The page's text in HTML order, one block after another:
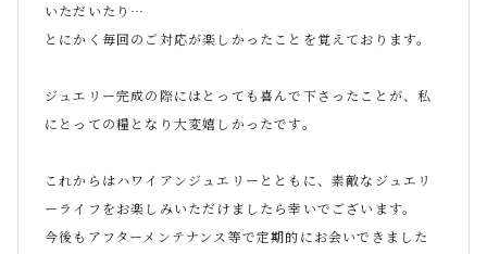
いただいたり …
とにかく毎回のご対応が楽しかったことを覚えております。
ジュエリー完成の際にはとっても喜んで下さったことが、私
にとっての糧となり大変嬉しかったです。
これからはハワイアンジュエリーとともに、素敵なジュエリ
ーライフをお楽しみいただけましたら幸いでございます。
今後もアフターメンテナンス等で定期的にお会いできました